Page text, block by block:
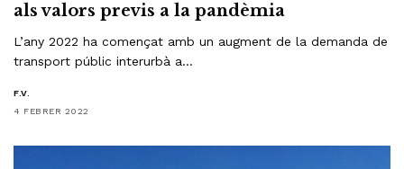
als valors previs a la pandèmia
L’any 2022 ha començat amb un augment de la demanda de
transport públic interurbà a…
F.V.
4 FEBRER 2022